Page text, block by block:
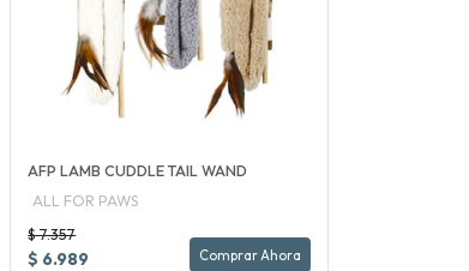
AFP LAMB CUDDLE TAIL WAND
ALL FOR PAWS
$ 7.357
$ 6.989 Comprar Ahora